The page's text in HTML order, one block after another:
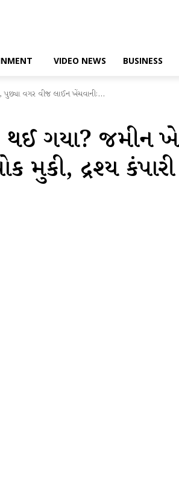
VIDEO NEWS BUSINESS
પુછ્યા વગર વીજ લાઈન ખેંચવાનીઃ...
થઈ ગયા? જમીન
મુકી, દ્રશ્ય